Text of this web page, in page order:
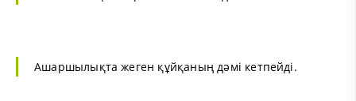
Ашаршылықта жеген құйқаның дәмі кетпейді.